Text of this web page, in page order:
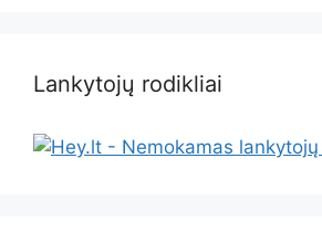
Lankytojų rodikliai